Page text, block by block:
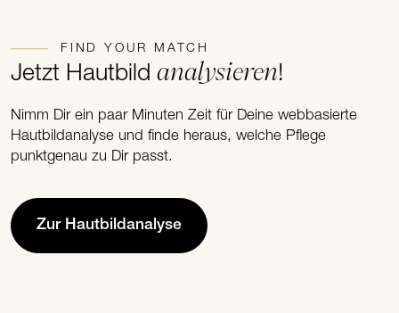
FIND YOUR MATCH
Jetzt Hautbildanalysieren!
Nimm Dir ein paar Minuten Zeit für Deine webbasierte
Hautbildanalyse und finde heraus, welche Pflege
punktgenau zu Dir passt.
Zur Hautbildanalyse